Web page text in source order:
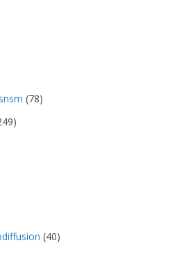
(78)
(40)